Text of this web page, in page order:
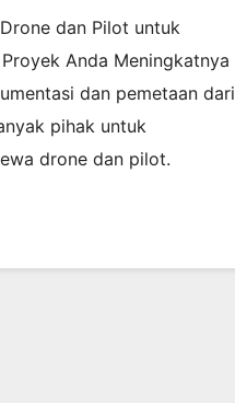
dan Pilot untuk
Anda Meningkatnya
dan pemetaan dari
pihak untuk
drone dan pilot.